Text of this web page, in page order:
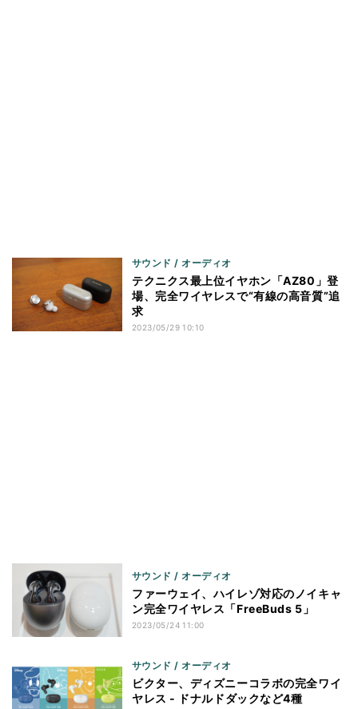
サウンド / オーディオ
テクニクス最上位イヤホン「AZ80」登
場、完全ワイヤレスで“有線の高音質”追
求
2023/05/29 10:10
サウンド / オーディオ
ファーウェイ、ハイレゾ対応のノイキャ
ン完全ワイヤレス「FreeBuds 5」
2023/05/24 11:00
サウンド / オーディオ
ビクター、ディズニーコラボの完全ワイ
ヤレス - ドナルドダックなど4種